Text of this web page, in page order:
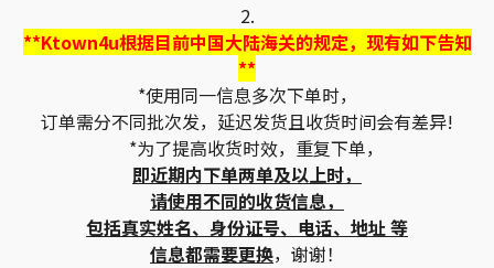
2.
**Ktown4u根据目前中国大陆海关的规定，现有如下告知
**
*使用同一信息多次下单时，
订单需分不同批次发，延迟发货且收货时间会有差异!
*为了提高收货时效，重复下单，
即近期内下单两单及以上时，
请使用不同的收货信息，
包括真实姓名、身份证号、电话、地址 等
信息都需要更换，谢谢！